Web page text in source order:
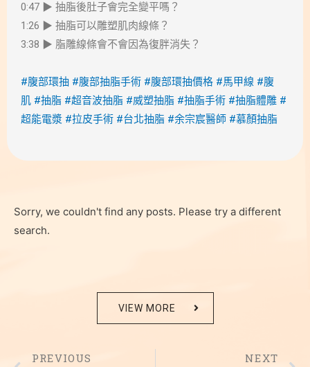
0:47 ▶ 抽脂後肚子會完全變平嗎？
1:26 ▶ 抽脂可以雕塑肌肉線條？
3:38 ▶ 脂雕線條會不會因為復胖消失？
#腹部環抽 #腹部抽脂手術 #腹部環抽價格 #馬甲線 #腹
肌 #抽脂 #超音波抽脂 #威塑抽脂 #抽脂手術 #抽脂體雕 #
超能電漿 #拉皮手術 #台北抽脂 #余宗宸醫師 #慕顏抽脂
Sorry, we couldn't find any posts. Please try a different
search.
VIEW MORE
PREVIOUS
NEXT